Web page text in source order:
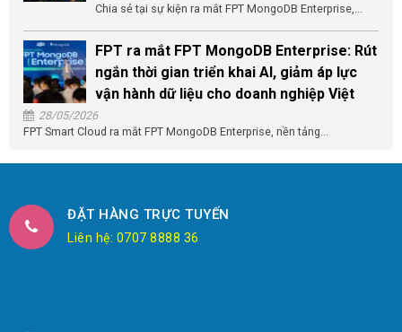
Chia sẻ tại sự kiện ra mắt FPT MongoDB Enterprise,...
FPT ra mắt FPT MongoDB Enterprise: Rút
ngắn thời gian triển khai AI, giảm áp lực
vận hành dữ liệu cho doanh nghiệp Việt
28/05/2026
FPT Smart Cloud ra mắt FPT MongoDB Enterprise, nền tảng...
ĐẶT HÀNG TRỰC TUYẾN
Liên hệ: 0707 8888 36